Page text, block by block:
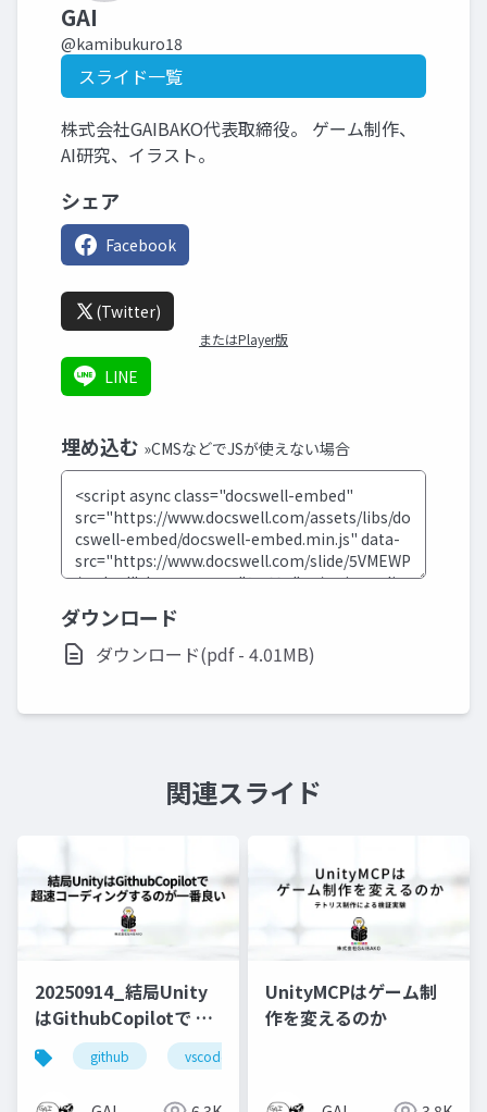
GAI
@kamibukuro18
スライド一覧
株式会社GAIBAKO代表取締役。 ゲーム制作、
AI研究、イラスト。
シェア
Facebook
(Twitter)
またはPlayer版
LINE
埋め込む »CMSなどでJSが使えない場合
ダウンロード
ダウンロード(pdf - 4.01MB)
関連スライド
20250914_結局Unity
はGithubCopilotで 超
速コーディングするの
が一番良い
github vscode
UnityMCPはゲーム制
作を変えるのか